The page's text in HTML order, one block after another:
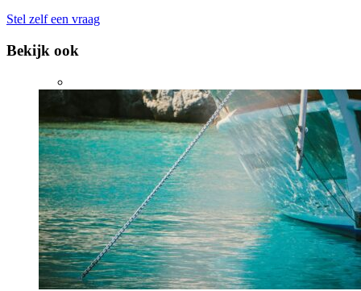
Stel zelf een vraag
Bekijk ook